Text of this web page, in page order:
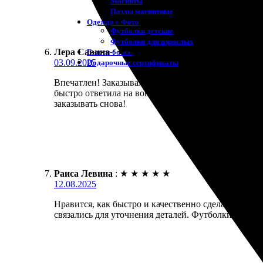
Пазлы магнитные
Одежда с Фото
Футболки детские
Футболки для взрослых
Бьюти-боксы
Подарочные сертификаты
Лера Савина : ★ ★
03.09.2025
Впечатлен! Заказывал футболки с фото на заказ.
быстро ответила на вопросы. Уточнили детали
заказывать снова!
Раиса Левина : ★ ★ ★ ★ ★
12.08.2025
Нравится, как быстро и качественно сделали
связались для уточнения деталей. Футболки